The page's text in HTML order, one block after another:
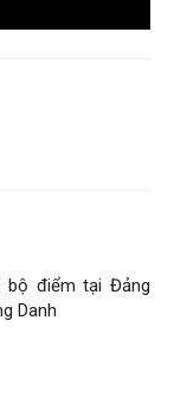
bộ điểm tại Đảng
Danh